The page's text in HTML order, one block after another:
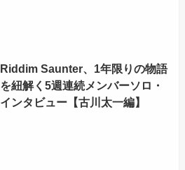
Riddim Saunter、1年限りの物語
を紐解く5週連続メンバーソロ・
インタビュー【古川太一編】